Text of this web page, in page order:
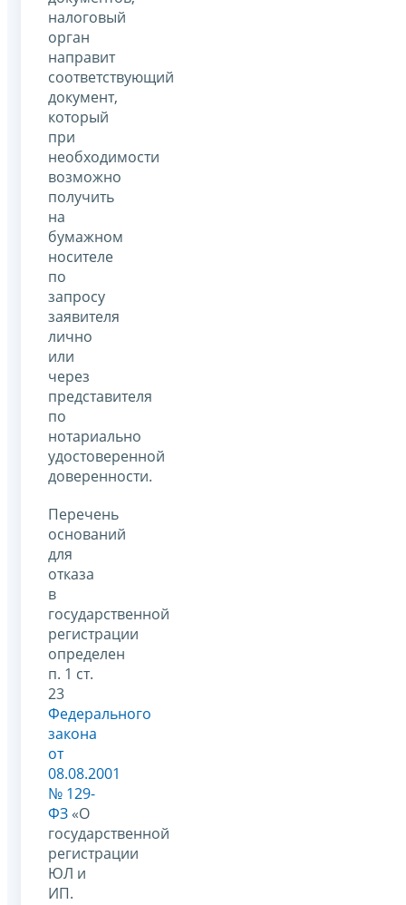
налоговый
орган
направит
соответствующий
документ,
который
при
необходимости
возможно
получить
на
бумажном
носителе
по
запросу
заявителя
лично
или
через
представителя
по
нотариально
удостоверенной
доверенности.
Перечень
оснований
для
отказа
в
государственной
регистрации
определен
п. 1 ст.
23
Федерального
закона
от
08.08.2001
№ 129-
ФЗ «О
государственной
регистрации
ЮЛ и
ИП.